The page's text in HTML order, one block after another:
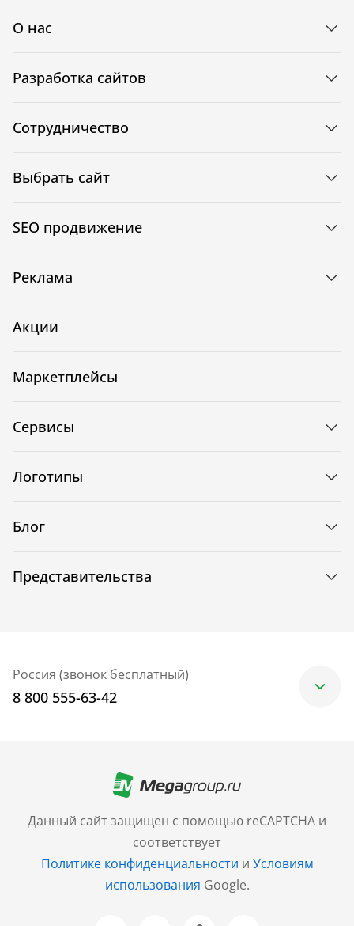
Данный сайт защищен с помощью reCAPTCHA и
соответствует
Политике конфиденциальности и Условиям
использования Google.
О нас
Разработка сайтов
Сотрудничество
Выбрать сайт
SEO продвижение
Реклама
Акции
Маркетплейсы
Сервисы
Логотипы
Блог
Представительства
Россия (звонок бесплатный)
8 800 555-63-42
+7 (499) 705-30-10
Санкт-Петербург
+7 (812) 600-77-33
Барнаул
+7 (961) 999-93-93